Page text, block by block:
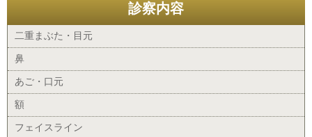
診察内容
二重まぶた・目元
鼻
あご・口元
額
フェイスライン